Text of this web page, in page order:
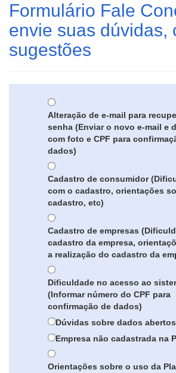
Formulário Fale
envie suas dúvidas,
sugestões
Alteração de e-mail para
senha (Enviar o novo e-mail e
com foto e CPF para
dados)
Cadastro de consumidor
com o cadastro, orientações
cadastro, etc)
Cadastro de empresas
cadastro da empresa,
a realização do cadastro da
Dificuldade no acesso ao
(Informar número do CPF para
confirmação de dados)
Dúvidas sobre dados abertos
Empresa não cadastrada na
Orientações sobre o uso da